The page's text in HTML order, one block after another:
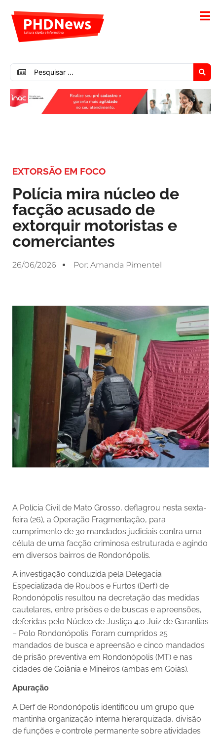
EXTORSÃO EM FOCO
Polícia mira núcleo de
facção acusado de
extorquir motoristas e
comerciantes
26/06/2026 Por: Amanda Pimentel
A Polícia Civil de Mato Grosso, deflagrou nesta sexta-
feira (26), a Operação Fragmentação, para
cumprimento de 30 mandados judiciais contra uma
célula de uma facção criminosa estruturada e agindo
em diversos bairros de Rondonópolis.
A investigação conduzida pela Delegacia
Especializada de Roubos e Furtos (Derf) de
Rondonópolis resultou na decretação das medidas
cautelares, entre prisões e de buscas e apreensões,
deferidas pelo Núcleo de Justiça 4.0 Juiz de Garantias
– Polo Rondonópolis. Foram cumpridos 25
mandados de busca e apreensão e cinco mandados
de prisão preventiva em Rondonópolis (MT) e nas
cidades de Goiânia e Mineiros (ambas em Goiás).
Apuração
A Derf de Rondonópolis identificou um grupo que
mantinha organização interna hierarquizada, divisão
de funções e controle permanente sobre atividades